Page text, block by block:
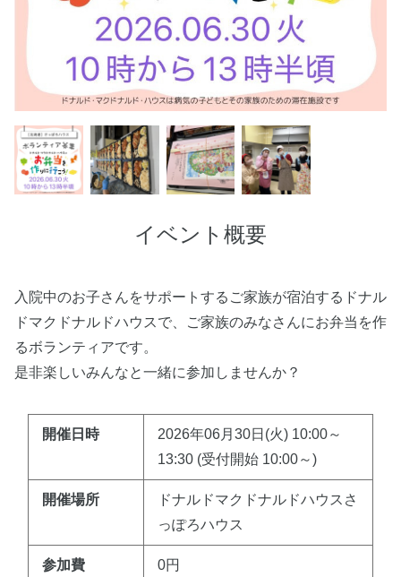
イベント概要
入院中のお子さんをサポートするご家族が宿泊するドナル
ドマクドナルドハウスで、ご家族のみなさんにお弁当を作
るボランティアです。
是非楽しいみんなと一緒に参加しませんか？
開催日時
2026年06月30日(火) 10:00～
13:30 (受付開始 10:00～)
開催場所
ドナルドマクドナルドハウスさ
っぽろハウス
参加費 0円